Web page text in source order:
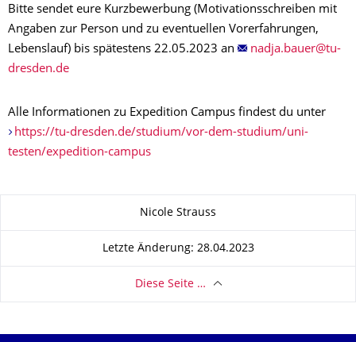
Bitte sendet eure Kurzbewerbung (Motivationsschreiben mit
Angaben zur Person und zu eventuellen Vorerfahrungen,
Lebenslauf) bis spätestens 22.05.2023 an
Alle Informationen zu Expedition Campus findest du unter
https://tu-dresden.de/studium/vor-dem-studium/uni-
testen/expedition-campus
Nicole Strauss
Letzte Änderung: 28.04.2023
Diese Seite …